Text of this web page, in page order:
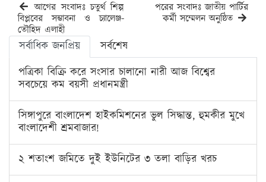
আগের সংবাদঃ চতুর্থ শিল্প
বিপ্লবের সম্ভাবনা ও চ্যালেঞ্জ-
তৌহিদ এলাহী
পরের সংবাদঃ জাতীয় পার্টির
কর্মী সম্মেলন অনুষ্ঠিত
সর্বাধিক জনপ্রিয়
সর্বশেষ
পত্রিকা বিক্রি করে সংসার চালানো নারী আজ বিশ্বের
সবচেয়ে কম বয়সী প্রধানমন্ত্রী
সিঙ্গাপুরে বাংলাদেশ হাইকমিশনের ভুল সিদ্ধান্ত, হুমকীর মুখে
বাংলাদেশী শ্রমবাজার!
২ শতাংশ জমিতে দুই ইউনিটের ৩ তলা বাড়ির খরচ